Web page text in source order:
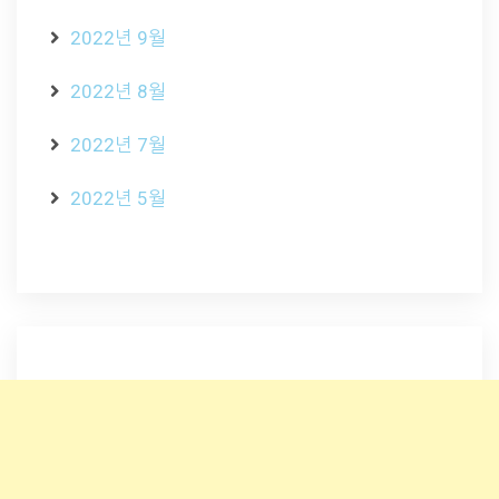
2022년 9월
2022년 8월
2022년 7월
2022년 5월